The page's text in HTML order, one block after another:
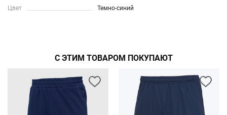
Цвет Темно-синий
С ЭТИМ ТОВАРОМ ПОКУПАЮТ